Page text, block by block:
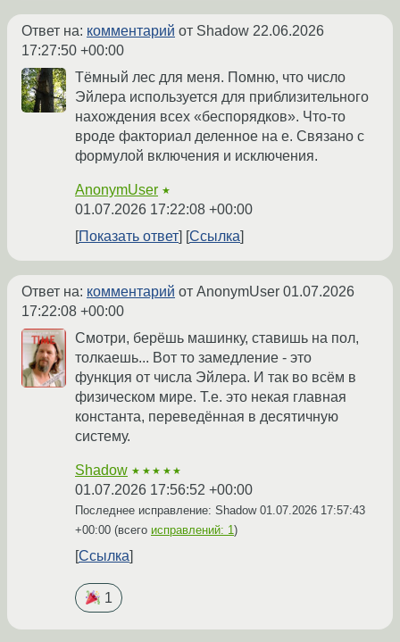
Ответ на: комментарий от Shadow 22.06.2026
17:27:50 +00:00
Тёмный лес для меня. Помню, что число
Эйлера используется для приблизительного
нахождения всех «беспорядков». Что-то
вроде факториал деленное на e. Связано с
формулой включения и исключения.
AnonymUser ★
01.07.2026 17:22:08 +00:00
Показать ответ
Ссылка
Ответ на: комментарий от AnonymUser 01.07.2026
17:22:08 +00:00
Смотри, берёшь машинку, ставишь на пол,
толкаешь... Вот то замедление - это
функция от числа Эйлера. И так во всём в
физическом мире. Т.е. это некая главная
константа, переведённая в десятичную
систему.
Shadow ★★★★★
01.07.2026 17:56:52 +00:00
Последнее исправление: Shadow 01.07.2026 17:57:43
+00:00 (всего исправлений: 1)
Ссылка
1